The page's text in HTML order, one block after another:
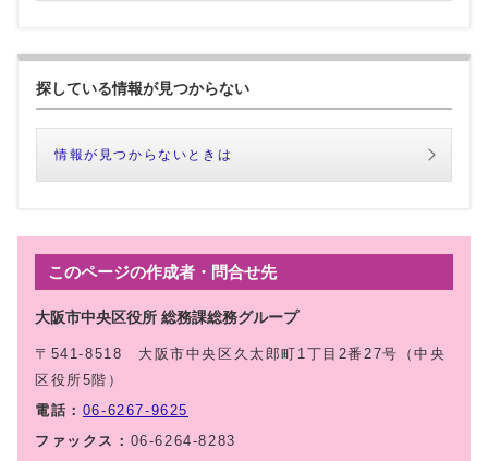
探している情報が見つからない
情報が見つからないときは
このページの作成者・問合せ先
大阪市中央区役所 総務課総務グループ
〒541-8518 大阪市中央区久太郎町1丁目2番27号（中央
区役所5階）
電話： 06-6267-9625
ファックス： 06-6264-8283